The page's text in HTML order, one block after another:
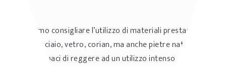
Possiamo consigliare l’utilizzo di materiali prestanti
come acciaio, vetro, corian, ma anche pietre naturali e
legno, capaci di reggere ad un utilizzo intenso senza